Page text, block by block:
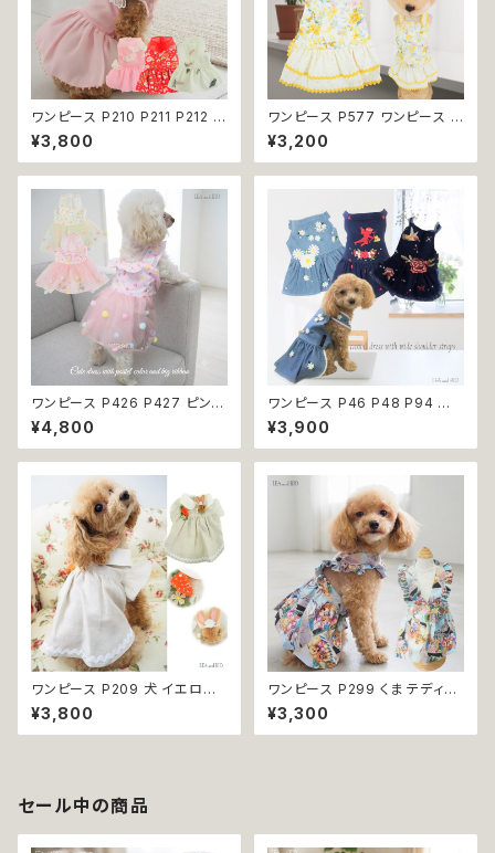
ワンピース P210 P211 P212 犬
イエロー ピンク ホワイト レッド
レモン 蝶 フラワー 猫 ペット 服
犬服 犬の服 犬洋服 犬の洋服
洋服 dog ドッグウェア ドッグウ
エア 女の子 小型犬 おしゃれ か
わいい 可愛い 透け感 コットン
返品交換不可
¥3,800
ワンピース P577 ワンピース ド
レス ハンドメイド 花 スカート ト
ップス ティアードスカート 春 夏
パピー 小型犬 犬 猫 ペット 服
ウェア おしゃれ かわいい お出
かけ 返品交換不可
¥3,200
ワンピース P426 P427 ピンク
ホワイト ハンドメイド ビーズ 揺
れる リボン レース ドッグウェア
春夏 ドッグウエア ドッグ ウェア
プル 犬洋服 猫洋服 春 夏 洋服
女の子 男の子 小型 おしゃれ か
わいい 送料無料 返品交換不可
¥4,800
ワンピース P46 P48 P94 犬
服 フラワー デニム調 トップス ナ
チュラル ハンドメイド ブルー 青
花 パール風 ビーズ ドッグ ウェ
服 犬の服 犬洋服 洋服 女の子
小型 小型犬 猫 おしゃれ かわい
い 返品交換不可
¥3,900
ワンピース P209 犬 イエロー
ナチュラル 猫 ペット 服 犬服 犬
の服 犬洋服 犬の洋服 洋服 猫
服 猫の服 猫洋服 猫の洋服 do
換不可
¥3,800
ワンピース P299 くま テディベ
ア スカート ハンドメイド フリル
犬 犬服 猫 猫服 洋服 ペット do
g ドッグウェア おしゃれ かわい
¥3,300
セール中の商品